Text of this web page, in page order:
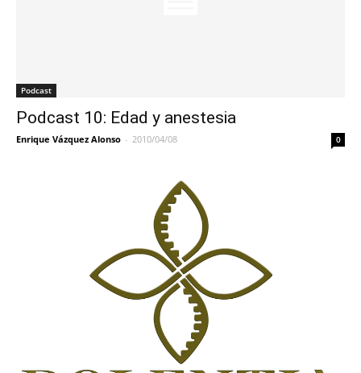
Podcast
Podcast 10: Edad y anestesia
Enrique Vázquez Alonso - 2010/04/08 0